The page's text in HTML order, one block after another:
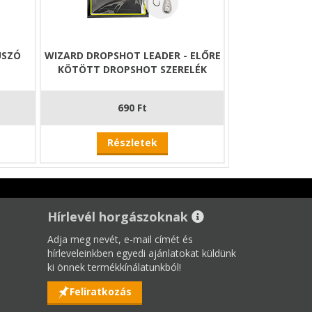
távon is
elkészítsük az egyik
WIZARD DROPSHOT LEADER - ELŐRE
KÖTÖTT DROPSHOT SZERELÉK
690 Ft
Részletek
Hírlevél horgászoknak
Adja meg nevét, e-mail címét és
hírleveleinkben egyedi ajánlatokat küldünk
ki önnek termékkínálatunkból!
Feliratkozás